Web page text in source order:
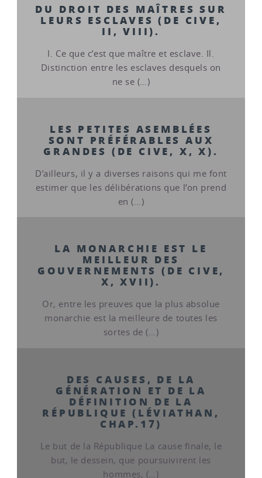
DU DROIT DES MAÎTRES SUR
LEURS ESCLAVES (DE CIVE,
II, VIII).
I. Ce que c’est que maître et esclave. Il.
Distinction entre les esclaves desquels on
ne se (…)
LES PETITES ASEMBLÉES
SONT PRÉFÉRABLES AUX
GRANDES (DE CIVE, X, X).
D’ailleurs, il y a diverses raisons qui me font
estimer que les délibérations que l’on prend
en (…)
LA MONARCHIE EST LE
MEILLEUR DES
GOUVERNEMENTS (DE CIVE,
X, XVII).
Or, entre les preuves que la plus absolue
monarchie est la meilleure de toutes les
sortes de (…)
DES CAUSES, DE LA
GÉNÉRATION ET DE LA
DÉFINITION DE LA
RÉPUBLIQUE (LÉVIATHAN,
CHAP.17)
Le but de la République La cause finale, le
but, le dessein, que poursuivirent les
hommes, (…)